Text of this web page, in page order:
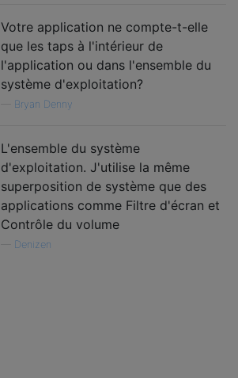
Votre application ne compte-t-elle
que les taps à l'intérieur de
l'application ou dans l'ensemble du
système d'exploitation?
Bryan Denny
L'ensemble du système
d'exploitation. J'utilise la même
superposition de système que des
applications comme Filtre d'écran et
Contrôle du volume
Denizen